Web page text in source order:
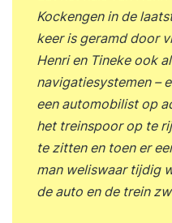
Kockengen in de
keer is geramd door
Henri en Tineke ook
navigatiesystemen –
een automobilist op
het treinspoor op te
te zitten en toen er
man weliswaar tijdig
de auto en de trein